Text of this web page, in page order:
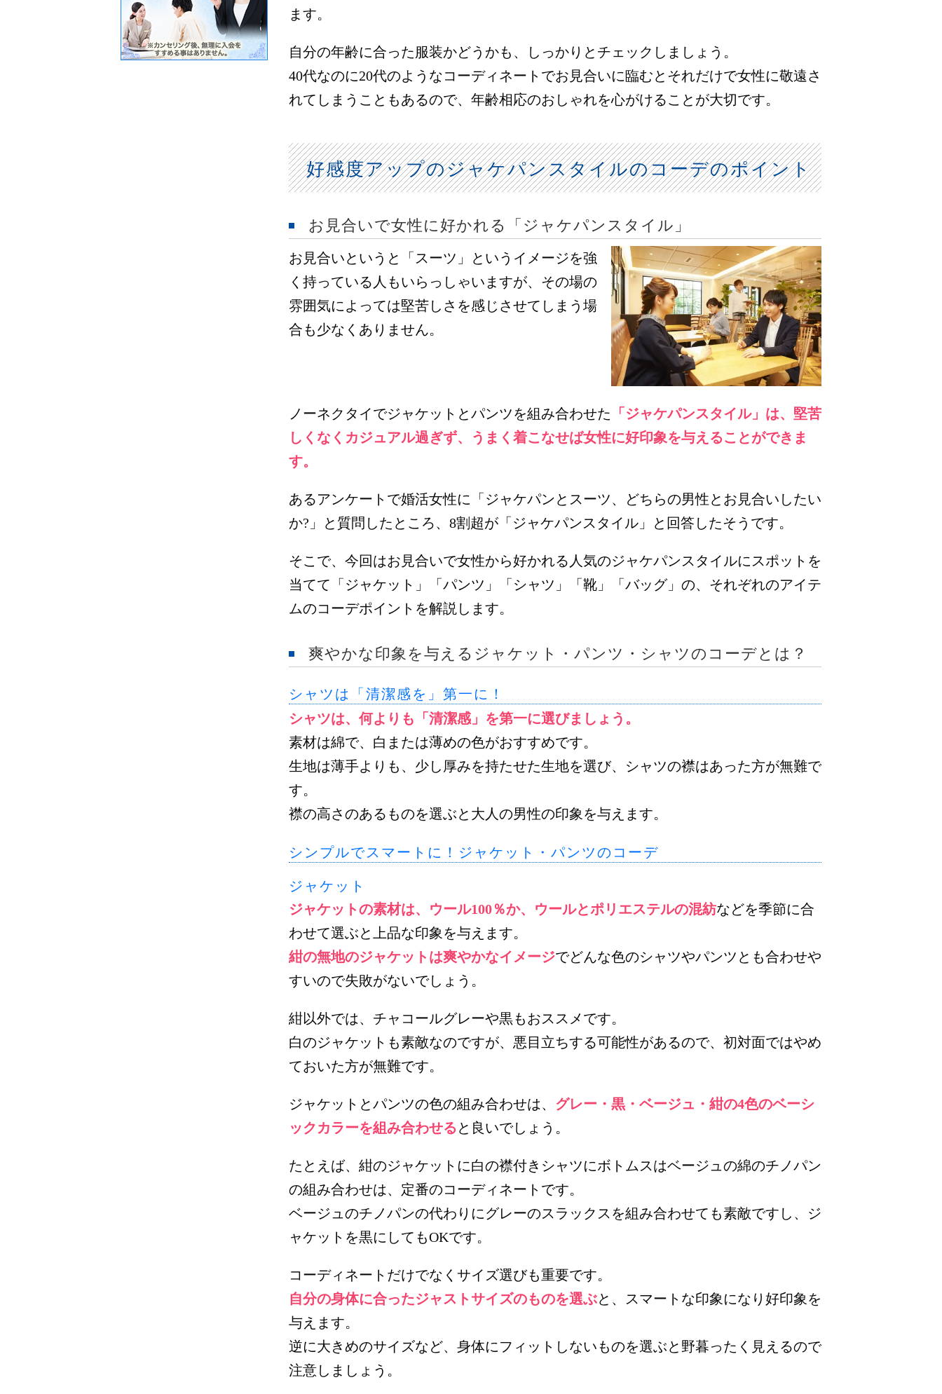
ます。
自分の年齢に合った服装かどうかも、しっかりとチェックしましょう。
40代なのに20代のようなコーディネートでお見合いに臨むとそれだけで女性に敬遠さ
れてしまうこともあるので、年齢相応のおしゃれを心がけることが大切です。
好感度アップのジャケパンスタイルのコーデのポイント
お見合いで女性に好かれる「ジャケパンスタイル」
お見合いというと「スーツ」というイメージを強
く持っている人もいらっしゃいますが、その場の
雰囲気によっては堅苦しさを感じさせてしまう場
合も少なくありません。
ノーネクタイでジャケットとパンツを組み合わせた 「ジャケパンスタイル」は、堅苦
しくなくカジュアル過ぎず、うまく着こなせば女性に好印象を与えることができま
す。
あるアンケートで婚活女性に「ジャケパンとスーツ、どちらの男性とお見合いしたい
か?」と質問したところ、8割超が「ジャケパンスタイル」と回答したそうです。
そこで、今回はお見合いで女性から好かれる人気のジャケパンスタイルにスポットを
当てて「ジャケット」「パンツ」「シャツ」「靴」「バッグ」の、それぞれのアイテ
ムのコーデポイントを解説します。
爽やかな印象を与えるジャケット・パンツ・シャツのコーデとは？
シャツは「清潔感を」第一に！
シャツは、何よりも「清潔感」を第一に選びましょう。
素材は綿で、白または薄めの色がおすすめです。
生地は薄手よりも、少し厚みを持たせた生地を選び、シャツの襟はあった方が無難で
す。
襟の高さのあるものを選ぶと大人の男性の印象を与えます。
シンプルでスマートに！ジャケット・パンツのコーデ
ジャケット
ジャケットの素材は、ウール100％か、ウールとポリエステルの混紡などを季節に合
わせて選ぶと上品な印象を与えます。
紺の無地のジャケットは爽やかなイメージでどんな色のシャツやパンツとも合わせや
すいので失敗がないでしょう。
紺以外では、チャコールグレーや黒もおススメです。
白のジャケットも素敵なのですが、悪目立ちする可能性があるので、初対面ではやめ
ておいた方が無難です。
ジャケットとパンツの色の組み合わせは、 グレー・黒・ベージュ・紺の4色のベーシ
ックカラーを組み合わせる と良いでしょう。
たとえば、紺のジャケットに白の襟付きシャツにボトムスはベージュの綿のチノパン
の組み合わせは、定番のコーディネートです。
ベージュのチノパンの代わりにグレーのスラックスを組み合わせても素敵ですし、ジ
ャケットを黒にしてもOKです。
コーディネートだけでなくサイズ選びも重要です。
自分の身体に合ったジャストサイズのものを選ぶと、スマートな印象になり好印象を
与えます。
逆に大きめのサイズなど、身体にフィットしないものを選ぶと野暮ったく見えるので
注意しましょう。